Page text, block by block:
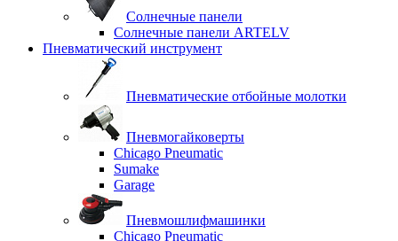
Солнечные панели
Солнечные панели ARTELV
Пневматический инструмент
Пневматические отбойные молотки
Пневмогайковерты
Chicago Pneumatic
Sumake
Garage
Пневмошлифмашинки
Chicago Pneumatic